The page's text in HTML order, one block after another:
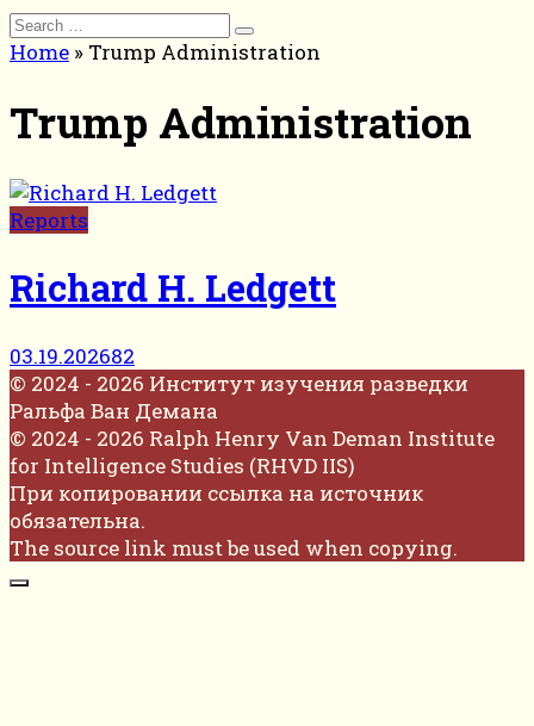
Search
for:
Home » Trump Administration
Trump Administration
Reports
Richard H. Ledgett
03.19.202682
© 2024 - 2026 Институт изучения разведки
Ральфа Ван Демана
© 2024 - 2026 Ralph Henry Van Deman Institute
for Intelligence Studies (RHVD IIS)
При копировании ссылка на источник
обязательна.
The source link must be used when copying.